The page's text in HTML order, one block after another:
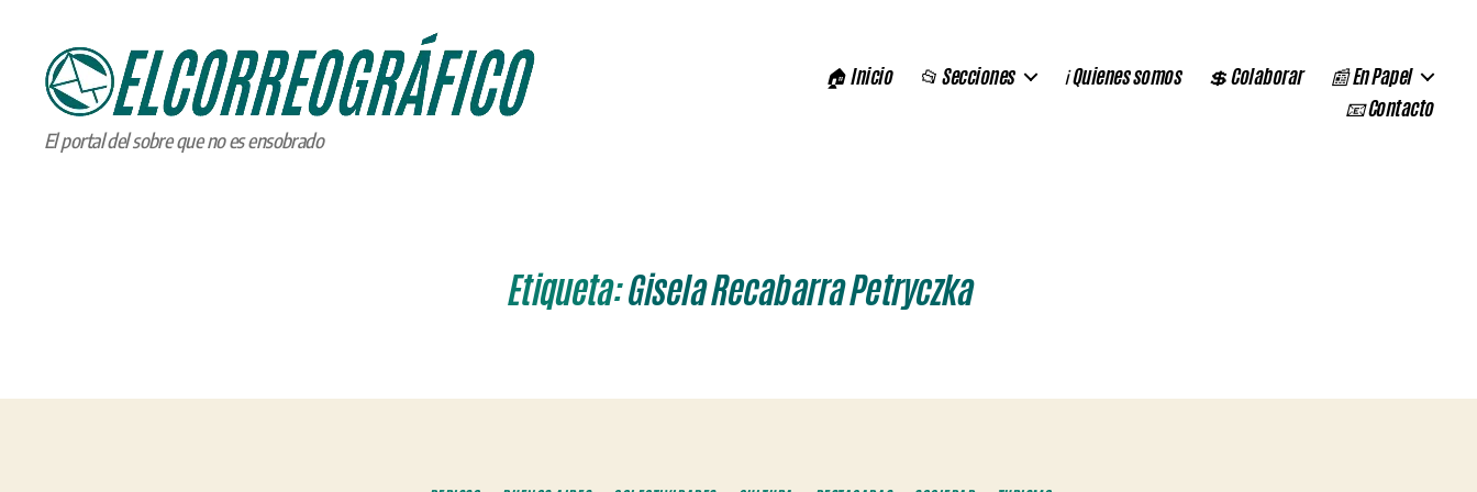
ELCORREOGRÁFICO
El portal del sobre que no es ensobrado
🏠 Inicio 📂 Secciones ℹ️ Quienes somos 💲 Colaborar
📰 En Papel
📧 Contacto
Etiqueta:Gisela Recabarra Petryczka
Categorías